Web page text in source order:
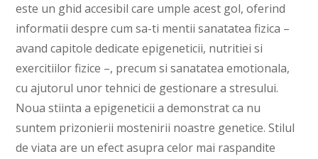
este un ghid accesibil care umple acest gol, oferind
informatii despre cum sa-ti mentii sanatatea fizica –
avand capitole dedicate epigeneticii, nutritiei si
exercitiilor fizice –, precum si sanatatea emotionala,
cu ajutorul unor tehnici de gestionare a stresului.
Noua stiinta a epigeneticii a demonstrat ca nu
suntem prizonierii mostenirii noastre genetice. Stilul
de viata are un efect asupra celor mai raspandite